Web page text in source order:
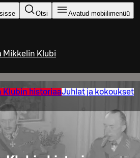
Otsi Avatud mobiilimenüü
Mikkelin Klubi
Klubin historiaaJuhlat ja kokoukset